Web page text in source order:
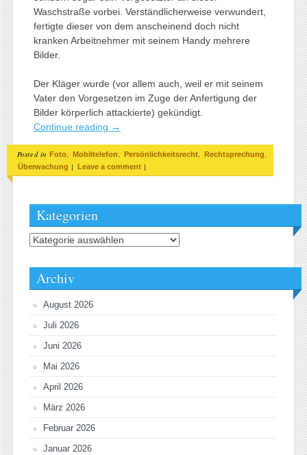
Waschstraße vorbei. Verständlicherweise verwundert,
fertigte dieser von dem anscheinend doch nicht
kranken Arbeitnehmer mit seinem Handy mehrere
Bilder.
Der Kläger wurde (vor allem auch, weil er mit seinem
Vater den Vorgesetzen im Zuge der Anfertigung der
Bilder körperlich attackierte) gekündigt.
Continue reading →
Posted in Foto, Mobiltelefon, Persönlichkeitsrecht, Rechtsprechung,
Überwachung | Leave a comment |
Kategorien
Kategorien
Archiv
August 2026
Juli 2026
Juni 2026
Mai 2026
April 2026
März 2026
Februar 2026
Januar 2026